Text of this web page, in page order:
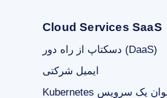
Cloud Services SaaS
دسکتاپ از راه دور (DaaS)
ایمیل شرکتی